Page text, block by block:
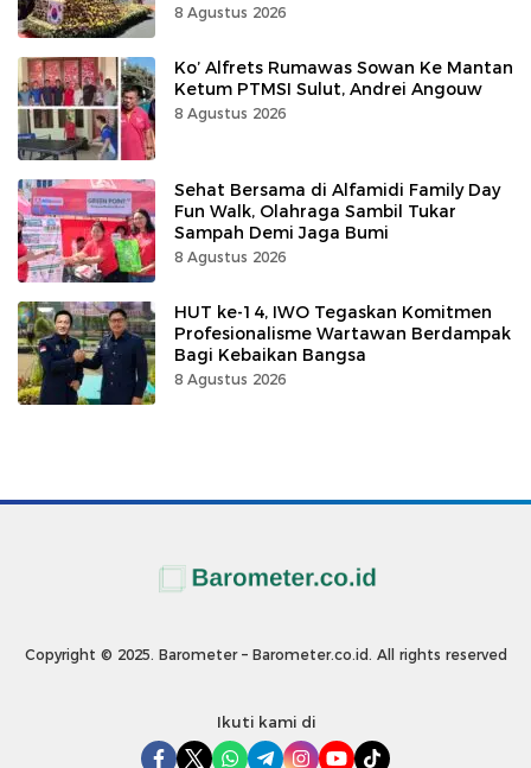
8 Agustus 2026
Ko’ Alfrets Rumawas Sowan Ke Mantan
Ketum PTMSI Sulut, Andrei Angouw
8 Agustus 2026
Sehat Bersama di Alfamidi Family Day
Fun Walk, Olahraga Sambil Tukar
Sampah Demi Jaga Bumi
8 Agustus 2026
HUT ke-14, IWO Tegaskan Komitmen
Profesionalisme Wartawan Berdampak
Bagi Kebaikan Bangsa
8 Agustus 2026
Copyright © 2025. Barometer – Barometer.co.id. All rights reserved
Ikuti kami di